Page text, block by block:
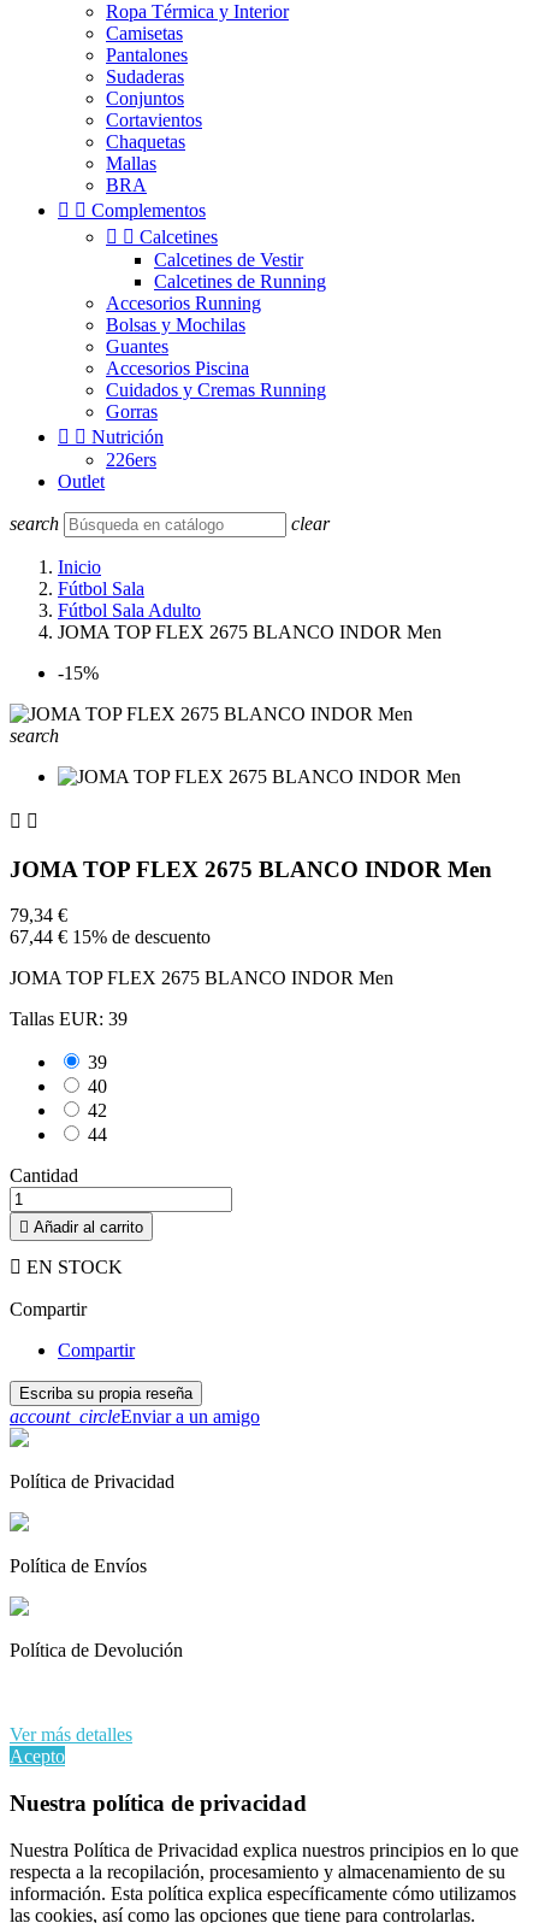
Ropa Térmica y Interior
Camisetas
Pantalones
Sudaderas
Conjuntos
Cortavientos
Chaquetas
Mallas
BRA
  Complementos
  Calcetines
Calcetines de Vestir
Calcetines de Running
Accesorios Running
Bolsas y Mochilas
Guantes
Accesorios Piscina
Cuidados y Cremas Running
Gorras
  Nutrición
226ers
Outlet
search clear
Inicio
Fútbol Sala
Fútbol Sala Adulto
JOMA TOP FLEX 2675 BLANCO INDOR Men
-15%
search
 
JOMA TOP FLEX 2675 BLANCO INDOR Men
79,34 €
67,44 € 15% de descuento
JOMA TOP FLEX 2675 BLANCO INDOR Men
Tallas EUR: 39
39
40
42
44
Cantidad
 Añadir al carrito
 EN STOCK
Compartir
Compartir
Escriba su propia reseña
account_circleEnviar a un amigo
Política de Privacidad
Política de Envíos
Política de Devolución
Ver más detalles
Acepto
Nuestra política de privacidad
Nuestra Política de Privacidad explica nuestros principios en lo que
respecta a la recopilación, procesamiento y almacenamiento de su
información. Esta política explica específicamente cómo utilizamos
las cookies, así como las opciones que tiene para controlarlas.